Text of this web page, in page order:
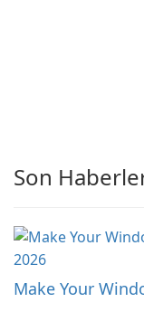
Son
Make Your